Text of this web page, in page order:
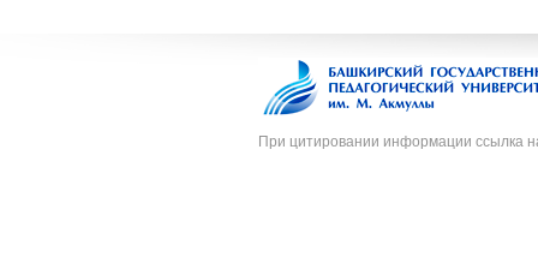
При цитировании информации ссылка